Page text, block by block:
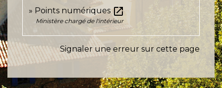
Points numériquesopen_in_new
Ministère chargé de l'intérieur
Signaler une erreur sur cette page